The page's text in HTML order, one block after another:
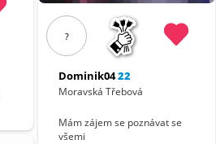
?
Dominik0422
Moravská Třebová
Mám zájem se poznávat se
všemi